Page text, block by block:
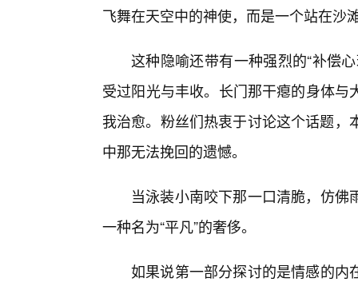
飞舞在天空中的神使，而是一个站在沙
这种隐喻还带有一种强烈的“补偿
受过阳光与丰收。长门那干瘪的身体
我治愈。粉丝们热衷于讨论这个话题
中那无法挽回的遗憾。
当泳装小南咬下那一口清脆，仿
一种名为“平凡”的奢侈。
如果说第一部分探讨的是情感的内